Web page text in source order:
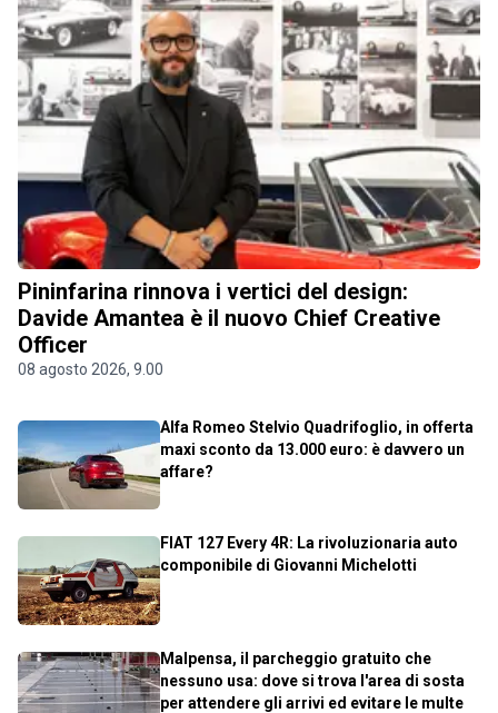
Pininfarina rinnova i vertici del design:
Davide Amantea è il nuovo Chief Creative
Officer
08 agosto 2026, 9.00
Alfa Romeo Stelvio Quadrifoglio, in offerta
maxi sconto da 13.000 euro: è davvero un
affare?
FIAT 127 Every 4R: La rivoluzionaria auto
componibile di Giovanni Michelotti
Malpensa, il parcheggio gratuito che
nessuno usa: dove si trova l'area di sosta
per attendere gli arrivi ed evitare le multe